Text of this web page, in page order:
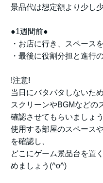
景品代は想定額より少し
●1週間前●
・お店に行き、スペース
・最後に役割分担と進行
!注意!
当日にバタバタしないため
スクリーンやBGMなどの
確認させてもらいましょう
使用する部屋のスペース
を確認し、
どこにゲーム景品台を置
めましょう(^o^)